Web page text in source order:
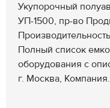
Укупорочный
УП-1500, пр-во
Полный список
оборудования с
г. Москва,